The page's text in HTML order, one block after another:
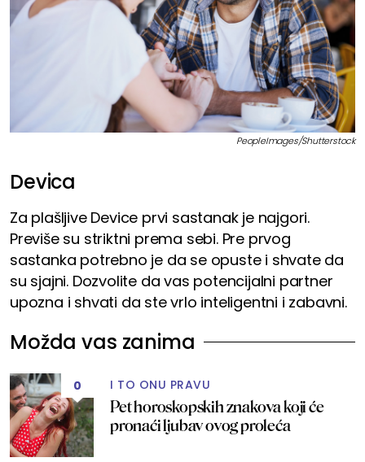
PeopleImages/Shutterstock
Devica
Za plašljive Device prvi sastanak je najgori.
Previše su striktni prema sebi. Pre prvog
sastanka potrebno je da se opuste i shvate da
su sjajni. Dozvolite da vas potencijalni partner
upozna i shvati da ste vrlo inteligentni i zabavni.
Možda vas zanima
0 I TO ONU PRAVU
Pet horoskopskih znakova koji će
pronaći ljubav ovog proleća